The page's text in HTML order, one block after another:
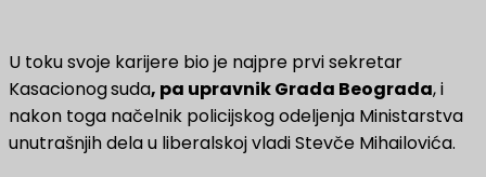
U toku svoje karijere bio je najpre prvi sekretar
Kasacionogsuda, pa upravnik Grada Beograda, i
nakon toga načelnik policijskog odeljenja Ministarstva
unutrašnjih dela u liberalskoj vladi Stevče Mihailovića.